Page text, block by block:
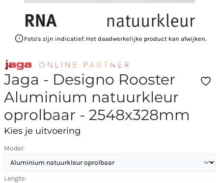
Foto's zijn indicatief. Het daadwerkelijke product kan afwijken.
Jaga - Designo Rooster
Aluminium natuurkleur
oprolbaar - 2548x328mm
Kies je uitvoering
Model:
Lengte: